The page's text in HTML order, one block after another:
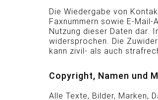
Die Wiedergabe von
Faxnummern sowie E-
Nutzung dieser Daten dar.
widersprochen. Die
kann zivil- als auch
Copyright, Namen und
Alle Texte, Bilder, Marken,